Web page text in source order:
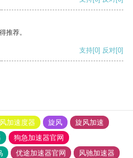
推荐。
支持[0] 反对[0]
加速度器 旋风
旋风加速
狗急加速器官网
优途加速器官网
风驰加速器